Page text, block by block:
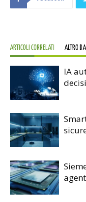
ARTICOLI CORRELATI ALTRO
IA